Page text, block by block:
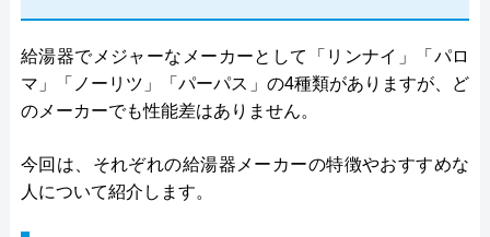
給湯器でメジャーなメーカーとして「リンナイ」「パロ
マ」「ノーリツ」「パーパス」の4種類がありますが、ど
のメーカーでも性能差はありません。
今回は、それぞれの給湯器メーカーの特徴やおすすめな
人について紹介します。